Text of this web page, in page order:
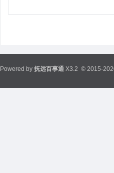
Powered by 抚远百事通 X3.2 © 2015-